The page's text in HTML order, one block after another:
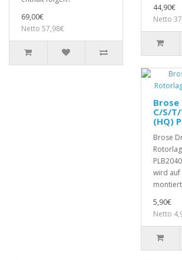
69,00€
Netto 57,98€
44,90€
Netto
Brose
C/S/
(HQ)
Brose
wird auf
5,90€
Netto